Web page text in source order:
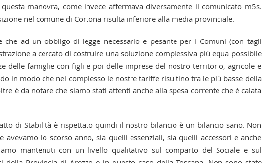
manovra, come invece affermava diversamente il comunicato m5s.
nel comune di Cortona risulta inferiore alla media provinciale.
che ad un obbligo di legge necessario e pesante per i Comuni (con tagli
a cercato di costruire una soluzione complessiva più equa possibile
delle famiglie con figli e poi delle imprese del nostro territorio, agricole e
in modo che nel complesso le nostre tariffe risultino tra le più basse della
è da notare che siamo stati attenti anche alla spesa corrente che è calata
di Stabilità è rispettato quindi il nostro bilancio è un bilancio sano. Non
lo scorso anno, sia quelli essenziali, sia quelli accessori e anche
mantenuti con un livello qualitativo sul comparto del Sociale e sul